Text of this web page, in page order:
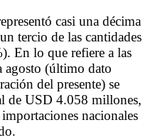
casi una décima
tercio de las cantidades
En lo que refiere a las
agosto (último dato
del presente) se
de USD 4.058 millones,
nacionales